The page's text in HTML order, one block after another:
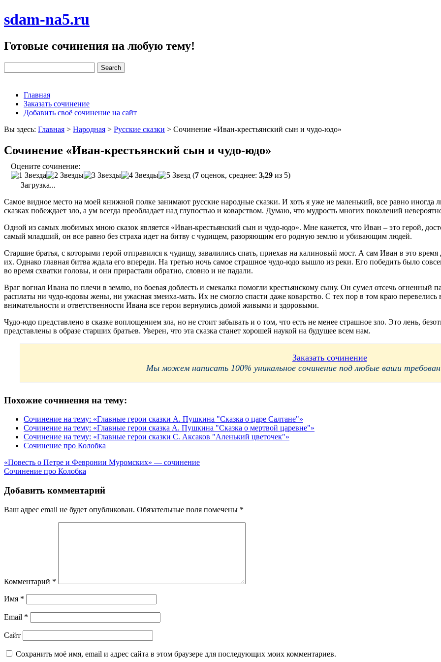
sdam-na5.ru
Готовые сочинения на любую тему!
Главная
Заказать сочинение
Добавить своё сочинение на сайт
Вы здесь: Главная > Народная > Русские сказки > Сочинение «Иван-крестьянский сын и чудо-юдо»
Сочинение «Иван-крестьянский сын и чудо-юдо»
Оцените сочинение:
(7 оценок, среднее: 3,29 из 5)
Загрузка...
Самое видное место на моей книжной полке занимают русские народные сказки. И хоть я уже не маленький, все равно
сказках побеждает зло, а ум всегда преобладает над глупостью и коварством. Думаю, что мудрость многих поколений
Одной из самых любимых мною сказок является «Иван-крестьянский сын и чудо-юдо». Мне кажется, что Иван – это герой,
самый младший, он все равно без страха идет на битву с чудищем, разоряющим его родную землю и убивающим людей.
Старшие братья, с которыми герой отправился к чудищу, завалились спать, приехав на калиновый мост. А сам Иван в это
их. Однако главная битва ждала его впереди. На третью ночь самое страшное чудо-юдо вышло из реки. Его победить было
во время схватки головы, и они прирастали обратно, словно и не падали.
Враг вогнал Ивана по плечи в землю, но боевая доблесть и смекалка помогли крестьянскому сыну. Он сумел отсечь огненный
расплаты ни чудо-юдовы жены, ни ужасная змеиха-мать. Их не смогло спасти даже коварство. С тех пор в том краю перевелись
внимательности и ответственности Ивана все герои вернулись домой живыми и здоровыми.
Чудо-юдо представлено в сказке воплощением зла, но не стоит забывать и о том, что есть не менее страшное зло. Это лень,
представлены в образе старших братьев. Уверен, что эта сказка станет хорошей наукой на будущее всем нам.
Заказать сочинение
Мы можем написать 100% уникальное сочинение под любые ваши
Похожие сочинения на тему:
Сочинение на тему: «Главные герои сказки А. Пушкина "Сказка о царе Салтане"»
Сочинение на тему: «Главные герои сказка А. Пушкина "Сказка о мертвой царевне"»
Сочинение на тему: «Главные герои сказки С. Аксаков "Аленький цветочек"»
Сочинение про Колобка
Навигация
по
записям
«Повесть о Петре и Февронии Муромских» — сочинение
Сочинение про Колобка
Добавить комментарий
Ваш адрес email не будет опубликован. Обязательные поля помечены *
Комментарий *
Имя *
Email *
Сайт
Сохранить моё имя, email и адрес сайта в этом браузере для последующих моих комментариев.